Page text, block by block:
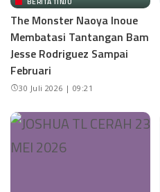
The Monster Naoya Inoue
Membatasi Tantangan Bam
Jesse Rodriguez Sampai
Februari
30 Juli 2026 | 09:21